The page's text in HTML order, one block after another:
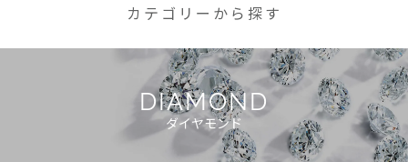
カテゴリーから探す
DIAMOND
ダイヤモンド